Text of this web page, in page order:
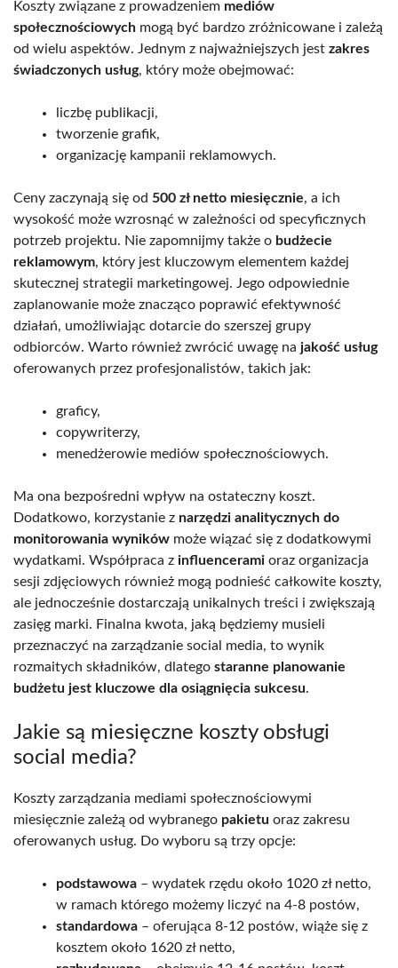
Koszty związane z prowadzeniem mediów
społecznościowych mogą być bardzo zróżnicowane i zależą
od wielu aspektów. Jednym z najważniejszych jest zakres
świadczonych usług, który może obejmować:
liczbę publikacji,
tworzenie grafik,
organizację kampanii reklamowych.
Ceny zaczynają się od 500 zł netto miesięcznie, a ich
wysokość może wzrosnąć w zależności od specyficznych
potrzeb projektu. Nie zapomnijmy także o budżecie
reklamowym, który jest kluczowym elementem każdej
skutecznej strategii marketingowej. Jego odpowiednie
zaplanowanie może znacząco poprawić efektywność
działań, umożliwiając dotarcie do szerszej grupy
odbiorców. Warto również zwrócić uwagę na jakość usług
oferowanych przez profesjonalistów, takich jak:
graficy,
copywriterzy,
menedżerowie mediów społecznościowych.
Ma ona bezpośredni wpływ na ostateczny koszt.
Dodatkowo, korzystanie z narzędzi analitycznych do
monitorowania wyników może wiązać się z dodatkowymi
wydatkami. Współpraca z influencerami oraz organizacja
sesji zdjęciowych również mogą podnieść całkowite koszty,
ale jednocześnie dostarczają unikalnych treści i zwiększają
zasięg marki. Finalna kwota, jaką będziemy musieli
przeznaczyć na zarządzanie social media, to wynik
rozmaitych składników, dlatego staranne planowanie
budżetu jest kluczowe dla osiągnięcia sukcesu.
Jakie są miesięczne koszty obsługi
social media?
Koszty zarządzania mediami społecznościowymi
miesięcznie zależą od wybranego pakietu oraz zakresu
oferowanych usług. Do wyboru są trzy opcje:
podstawowa – wydatek rzędu około 1020 zł netto,
w ramach którego możemy liczyć na 4-8 postów,
standardowa – oferująca 8-12 postów, wiąże się z
kosztem około 1620 zł netto,